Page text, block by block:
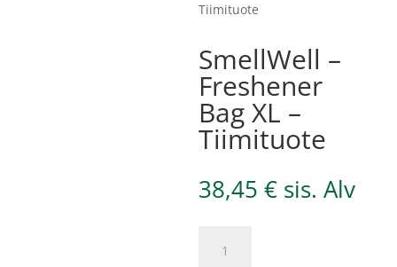
Tiimituote
SmellWell –
Freshener
Bag XL –
Tiimituote
38,45 € sis. Alv